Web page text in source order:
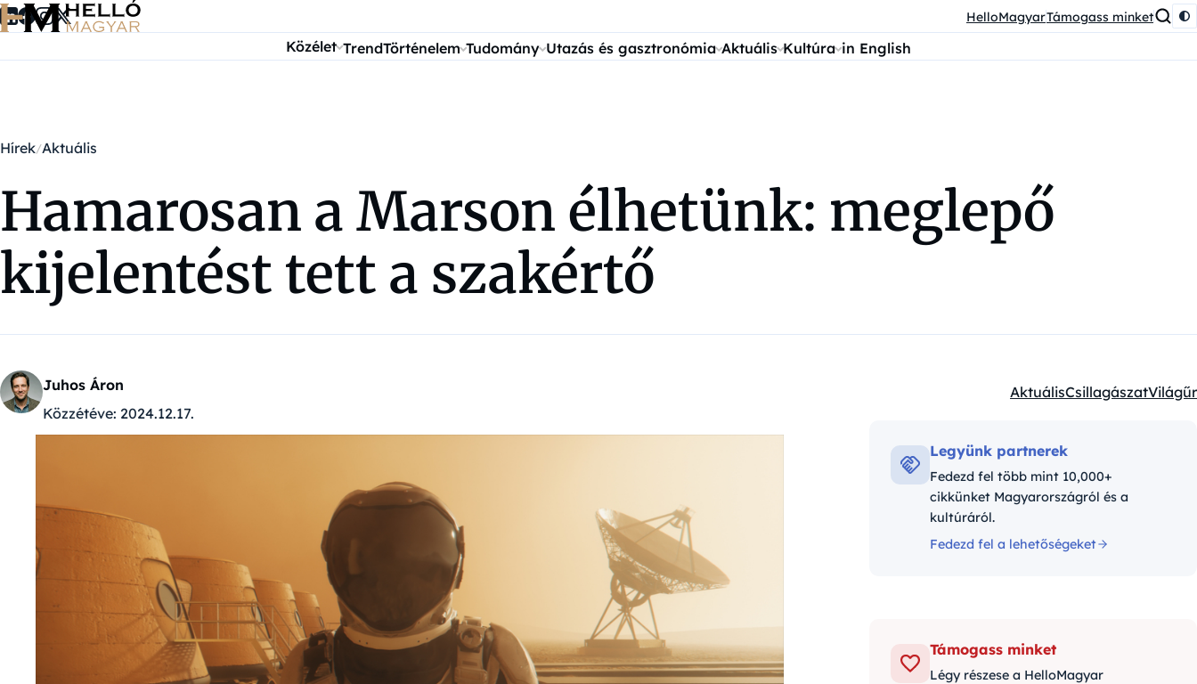
Ugrás a tartalomra HelloMagyarTámogass minket
Közélet TrendTörténelem Tudomány Utazás és gasztronómia Aktuális Kultúra in English
Hírek Aktuális
Hamarosan a Marson élhetünk: meglepő
kijelentést tett a szakértő
Juhos Áron
Közzétéve: 2024.12.17.
Kategóriák:
AktuálisCsillagászatVilágűr
Legyünk partnerek
Fedezd fel több mint 10,000+
cikkünket Magyarországról és a
kultúráról.
Fedezd fel a lehetőségeket
Támogass minket
Légy részese a HelloMagyar